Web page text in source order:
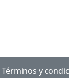
Términos y